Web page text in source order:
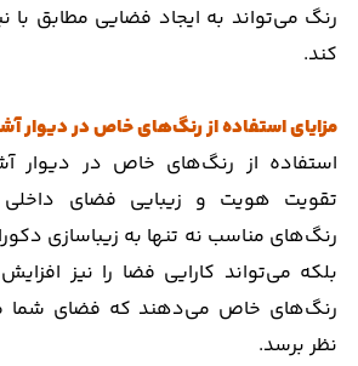
رنگ می‌تواند به ایجاد فضایی مطابق
کند.
مزایای استفاده از رنگ‌های خاص در دیوار
استفاده از رنگ‌های خاص در دیوار
تقویت هویت و زیبایی فضای
رنگ‌های مناسب نه تنها به زیباسازی
بلکه می‌تواند کارایی فضا را نیز
رنگ‌های خاص می‌دهند که فضای شما
نظر برسد.